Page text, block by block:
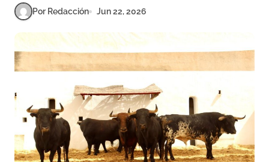
Por Redacción Jun 22, 2026